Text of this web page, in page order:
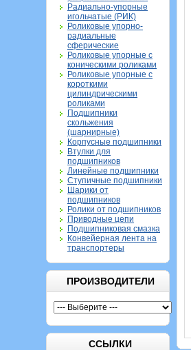
Радиально-упорные
игольчатые (РИК)
Роликовые упорно-
радиальные
сферические
Роликовые упорные с
коническими роликами
Роликовые упорные с
короткими
цилиндрическими
роликами
Подшипники
скольжения
(шарнирные)
Корпусные подшипники
Втулки для
подшипников
Линейные подшипники
Ступичные подшипники
Шарики от
подшипников
Ролики от подшипников
Приводные цепи
Подшипниковая смазка
Конвейерная лента на
транспортеры
ПРОИЗВОДИТЕЛИ
ССЫЛКИ